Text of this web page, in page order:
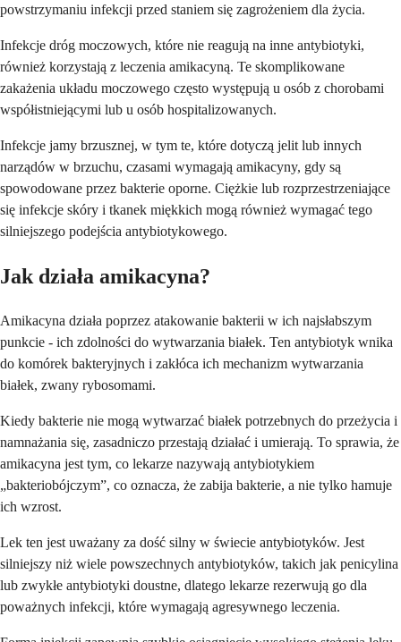
powstrzymaniu infekcji przed staniem się zagrożeniem dla życia.
Infekcje dróg moczowych, które nie reagują na inne antybiotyki,
również korzystają z leczenia amikacyną. Te skomplikowane
zakażenia układu moczowego często występują u osób z chorobami
współistniejącymi lub u osób hospitalizowanych.
Infekcje jamy brzusznej, w tym te, które dotyczą jelit lub innych
narządów w brzuchu, czasami wymagają amikacyny, gdy są
spowodowane przez bakterie oporne. Ciężkie lub rozprzestrzeniające
się infekcje skóry i tkanek miękkich mogą również wymagać tego
silniejszego podejścia antybiotykowego.
Jak działa amikacyna?
Amikacyna działa poprzez atakowanie bakterii w ich najsłabszym
punkcie - ich zdolności do wytwarzania białek. Ten antybiotyk wnika
do komórek bakteryjnych i zakłóca ich mechanizm wytwarzania
białek, zwany rybosomami.
Kiedy bakterie nie mogą wytwarzać białek potrzebnych do przeżycia i
namnażania się, zasadniczo przestają działać i umierają. To sprawia, że
amikacyna jest tym, co lekarze nazywają antybiotykiem
„bakteriobójczym”, co oznacza, że zabija bakterie, a nie tylko hamuje
ich wzrost.
Lek ten jest uważany za dość silny w świecie antybiotyków. Jest
silniejszy niż wiele powszechnych antybiotyków, takich jak penicylina
lub zwykłe antybiotyki doustne, dlatego lekarze rezerwują go dla
poważnych infekcji, które wymagają agresywnego leczenia.